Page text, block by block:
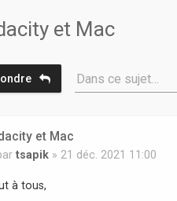
et Mac
Dans ce sujet…
et Mac
tsapik » 21 déc. 2021 11:00
à tous,